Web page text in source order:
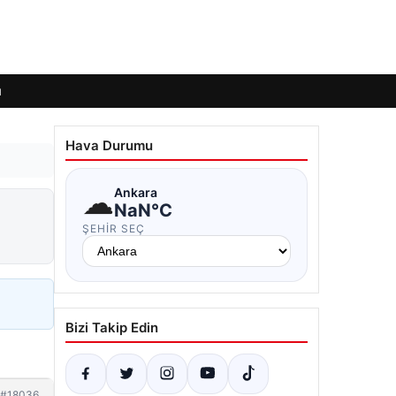
Hava Durumu
☁Ankara
NaN°C
ŞEHIR SEÇ
Bizi Takip Edin